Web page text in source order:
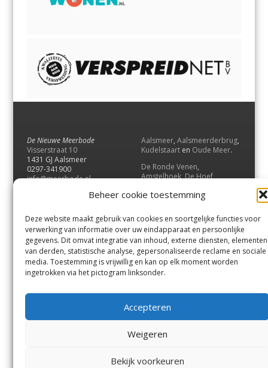
Beheer cookie toestemming
Deze website maakt gebruik van cookies en soortgelijke functies voor
verwerking van informatie over uw eindapparaat en persoonlijke
gegevens. Dit omvat integratie van inhoud, externe diensten, elementen
van derden, statistische analyse, gepersonaliseerde reclame en sociale
media. Toestemming is vrijwillig en kan op elk moment worden
ingetrokken via het pictogram linksonder.
Accepteren
Weigeren
Bekijk voorkeuren
De Nieuwe Meerbode
Visserstraat 10
1431 GJ Aalsmeer
0297-341900
info@meerbode.nl
Aalsmeer, Aalsmeerderbrug,
Kudelstaart en Oude Meer.
De Ronde Venen,
Amstelhoek,De Hoef,
Vrouwenakker,Waverveen
UithoornenDe Kwakel.
Contact
Andere uitgaven
Bezorgklacht
Vacatures
Voorwaarden
Privacyverklaring